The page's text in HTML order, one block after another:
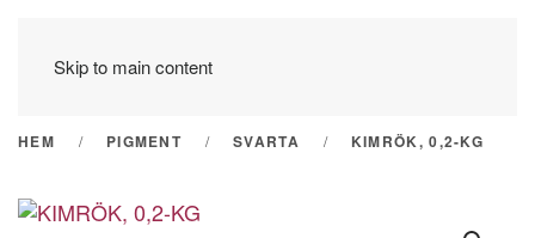
Skip to main content
HEM PIGMENT SVARTA KIMRÖK, 0,2-KG